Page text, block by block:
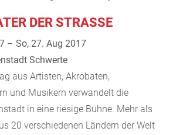
DER STRASSE
– So, 27. Aug 2017
Schwerte
aus Artisten, Akrobaten,
und Musikern verwandelt die
in eine riesige Bühne. Mehr als
20 verschiedenen Ländern der Welt